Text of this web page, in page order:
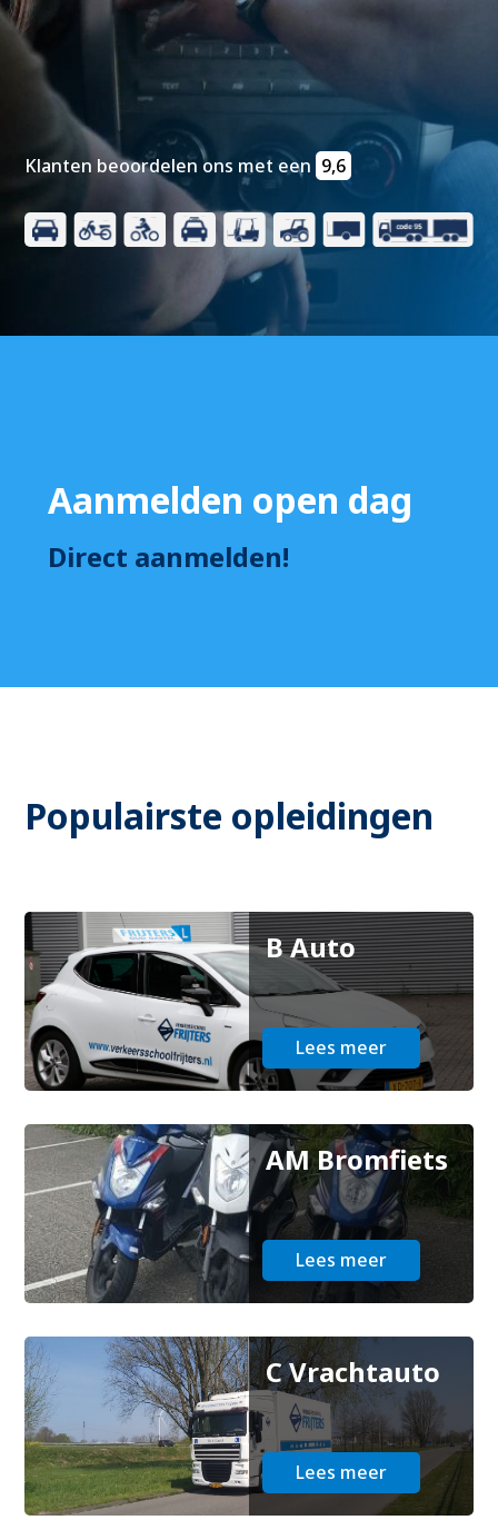
Klanten beoordelen ons met een 9,6
Aanmelden open dag
Direct aanmelden!
Populairste opleidingen
B Auto
Lees meer
AM Bromfiets
Lees meer
C Vrachtauto
Lees meer